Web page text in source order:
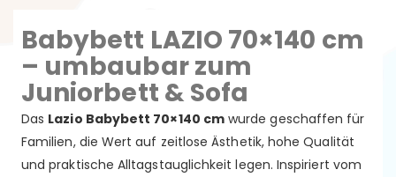
Babybett LAZIO 70×140 cm
– umbaubar zum
Juniorbett & Sofa
Das Lazio Babybett 70×140 cmwurde geschaffen für
Familien, die Wert auf zeitlose Ästhetik, hohe Qualität
und praktische Alltagstauglichkeit legen. Inspiriert vom